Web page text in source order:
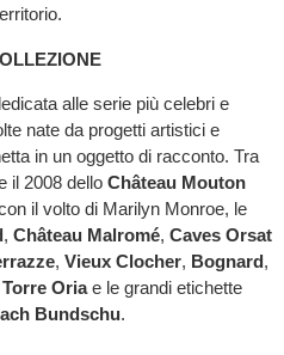
alle serie più celebri e
nate da progetti artistici e
in un oggetto di racconto. Tra
il 2008 dello Château Mouton
il volto di Marilyn Monroe, le
, Château Malromé, Caves Orsat
, Vieux Clocher, Bognard,
Torre Oriae le grandi etichette
Bundschu.